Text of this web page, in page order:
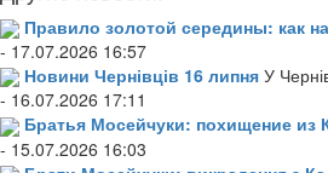
Правило золотой середины: как
- 17.07.2026 16:57
Новини Чернівців 16 липня У
- 16.07.2026 17:11
Братья Мосейчуки: похищение из
- 15.07.2026 16:03